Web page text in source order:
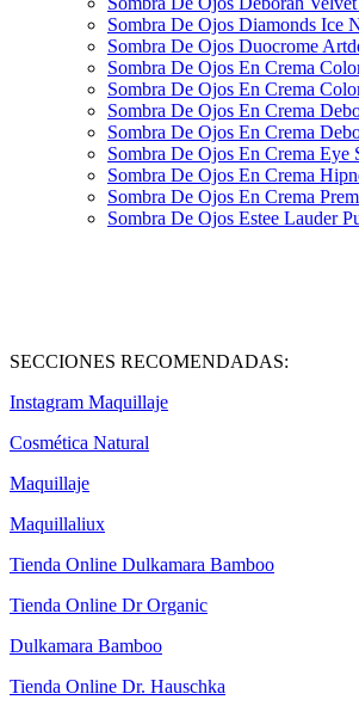
Sombra De Ojos Diamonds Ice
Sombra De Ojos Duocrome
Sombra De Ojos En Crema
Sombra De Ojos En Crema
Sombra De Ojos En Crema
Sombra De Ojos En Crema
Sombra De Ojos En Crema Eye
Sombra De Ojos En Crema
Sombra De Ojos En Crema
Sombra De Ojos Estee Lauder
SECCIONES RECOMENDADAS:
Instagram Maquillaje
Cosmética Natural
Maquillaje
Maquillaliux
Tienda Online Dulkamara Bamboo
Tienda Online Dr Organic
Dulkamara Bamboo
Tienda Online Dr. Hauschka